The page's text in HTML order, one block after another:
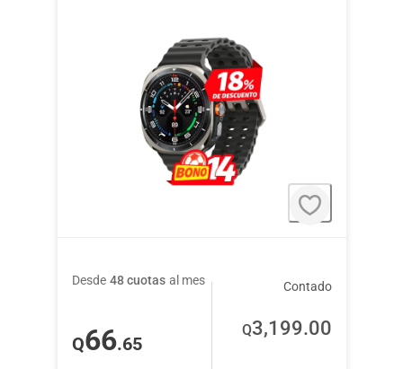
Desde 48 cuotas al mes
Q66.65
Contado
Q3,199.00